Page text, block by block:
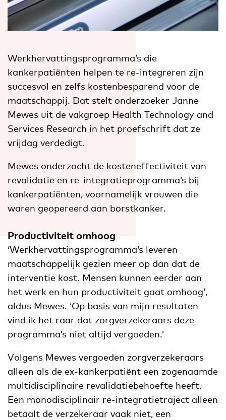
Werkhervattingsprogramma’s die
kankerpatiënten helpen te re-integreren zijn
succesvol en zelfs kostenbesparend voor de
maatschappij. Dat stelt onderzoeker Janne
Mewes uit de vakgroep Health Technology and
Services Research in het proefschrift dat ze
vrijdag verdedigt.
Mewes onderzocht de kosteneffectiviteit van
revalidatie en re-integratieprogramma’s bij
kankerpatiënten, voornamelijk vrouwen die
waren geopereerd aan borstkanker.
Productiviteit omhoog
‘Werkhervattingsprogramma’s leveren
maatschappelijk gezien meer op dan dat de
interventie kost. Mensen kunnen eerder aan
het werk en hun productiviteit gaat omhoog’,
aldus Mewes. ‘Op basis van mijn resultaten
vind ik het raar dat zorgverzekeraars deze
programma’s niet altijd vergoeden.’
Volgens Mewes vergoeden zorgverzekeraars
alleen als de ex-kankerpatiënt een zogenaamde
multidisciplinaire revalidatiebehoefte heeft.
Een monodisciplinair re-integratietraject alleen
betaalt de verzekeraar vaak niet, een